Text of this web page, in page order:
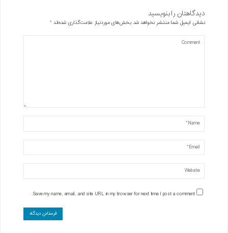
دیدگاهتان را بنویسید
نشانی ایمیل شما منتشر نخواهد شد.بخش‌های موردنیاز علامت‌گذاری شده‌اند *
Save my name, email, and site URL in my browser for next time I post a comment.